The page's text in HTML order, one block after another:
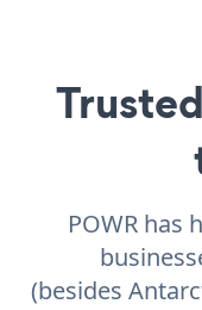
POWR has
(besides